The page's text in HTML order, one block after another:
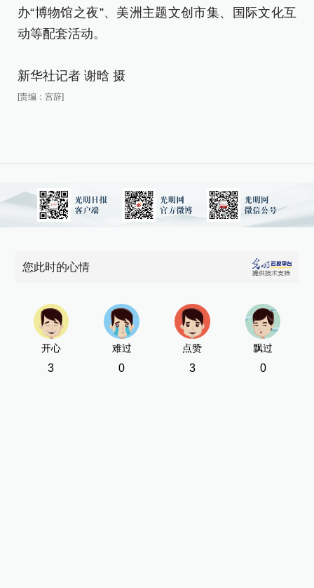
办“博物馆之夜”、美洲主题文创市集、国际文化互
动等配套活动。
新华社记者 谢晗 摄
[责编：宫辞]
您此时的心情
开心
3
难过
0
点赞
3
飘过
0